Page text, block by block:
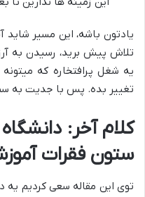
یادتون باشه، این مسیر شاید
تلاش پیش برید، رسیدن به
یه شغل پرافتخاره که
تغییر بده. پس با جدیت به
کلام آخر:
ستون فقرات
توی این مقاله سعی کردیم یه